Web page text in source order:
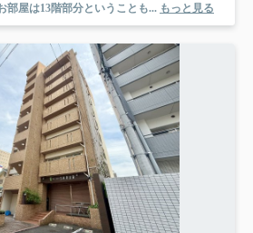
部屋は13階部分ということも... もっと見る